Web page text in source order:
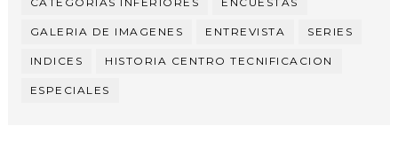
GALERIA DE IMAGENES ENTREVISTA SERIES
INDICES HISTORIA CENTRO TECNIFICACION
ESPECIALES